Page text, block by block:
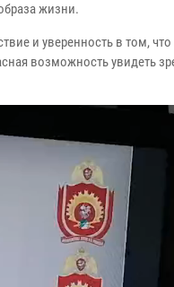
жизни.
и уверенность в том, что
возможность увидеть